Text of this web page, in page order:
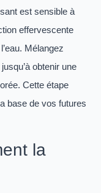
est sensible à
effervescente
Mélangez
obtenir une
Cette étape
base de vos futures
la